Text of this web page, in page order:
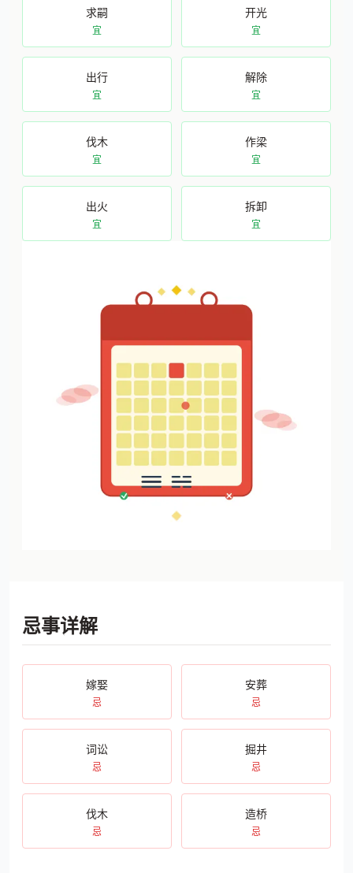
求嗣
宜
开光
宜
出行
宜
解除
宜
伐木
宜
作梁
宜
出火
宜
拆卸
宜
忌事详解
嫁娶
忌
安葬
忌
词讼
忌
掘井
忌
伐木
忌
造桥
忌